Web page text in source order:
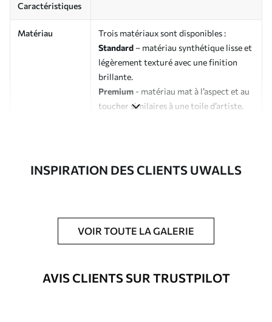
Caractéristiques
Matériau
Trois matériaux sont disponibles :
Standard – matériau synthétique lisse et
légèrement texturé avec une finition
brillante.
Premium - matériau mat à l’aspect et au
toucher similaires à une toile d’artiste.
Possibilité d'ajouter un vernis
protecteur pour renforcer la durabilité
du tableau.
Matériaux disponibles
INSPIRATION DES CLIENTS UWALLS
VOIR TOUTE LA GALERIE
AVIS CLIENTS SUR TRUSTPILOT